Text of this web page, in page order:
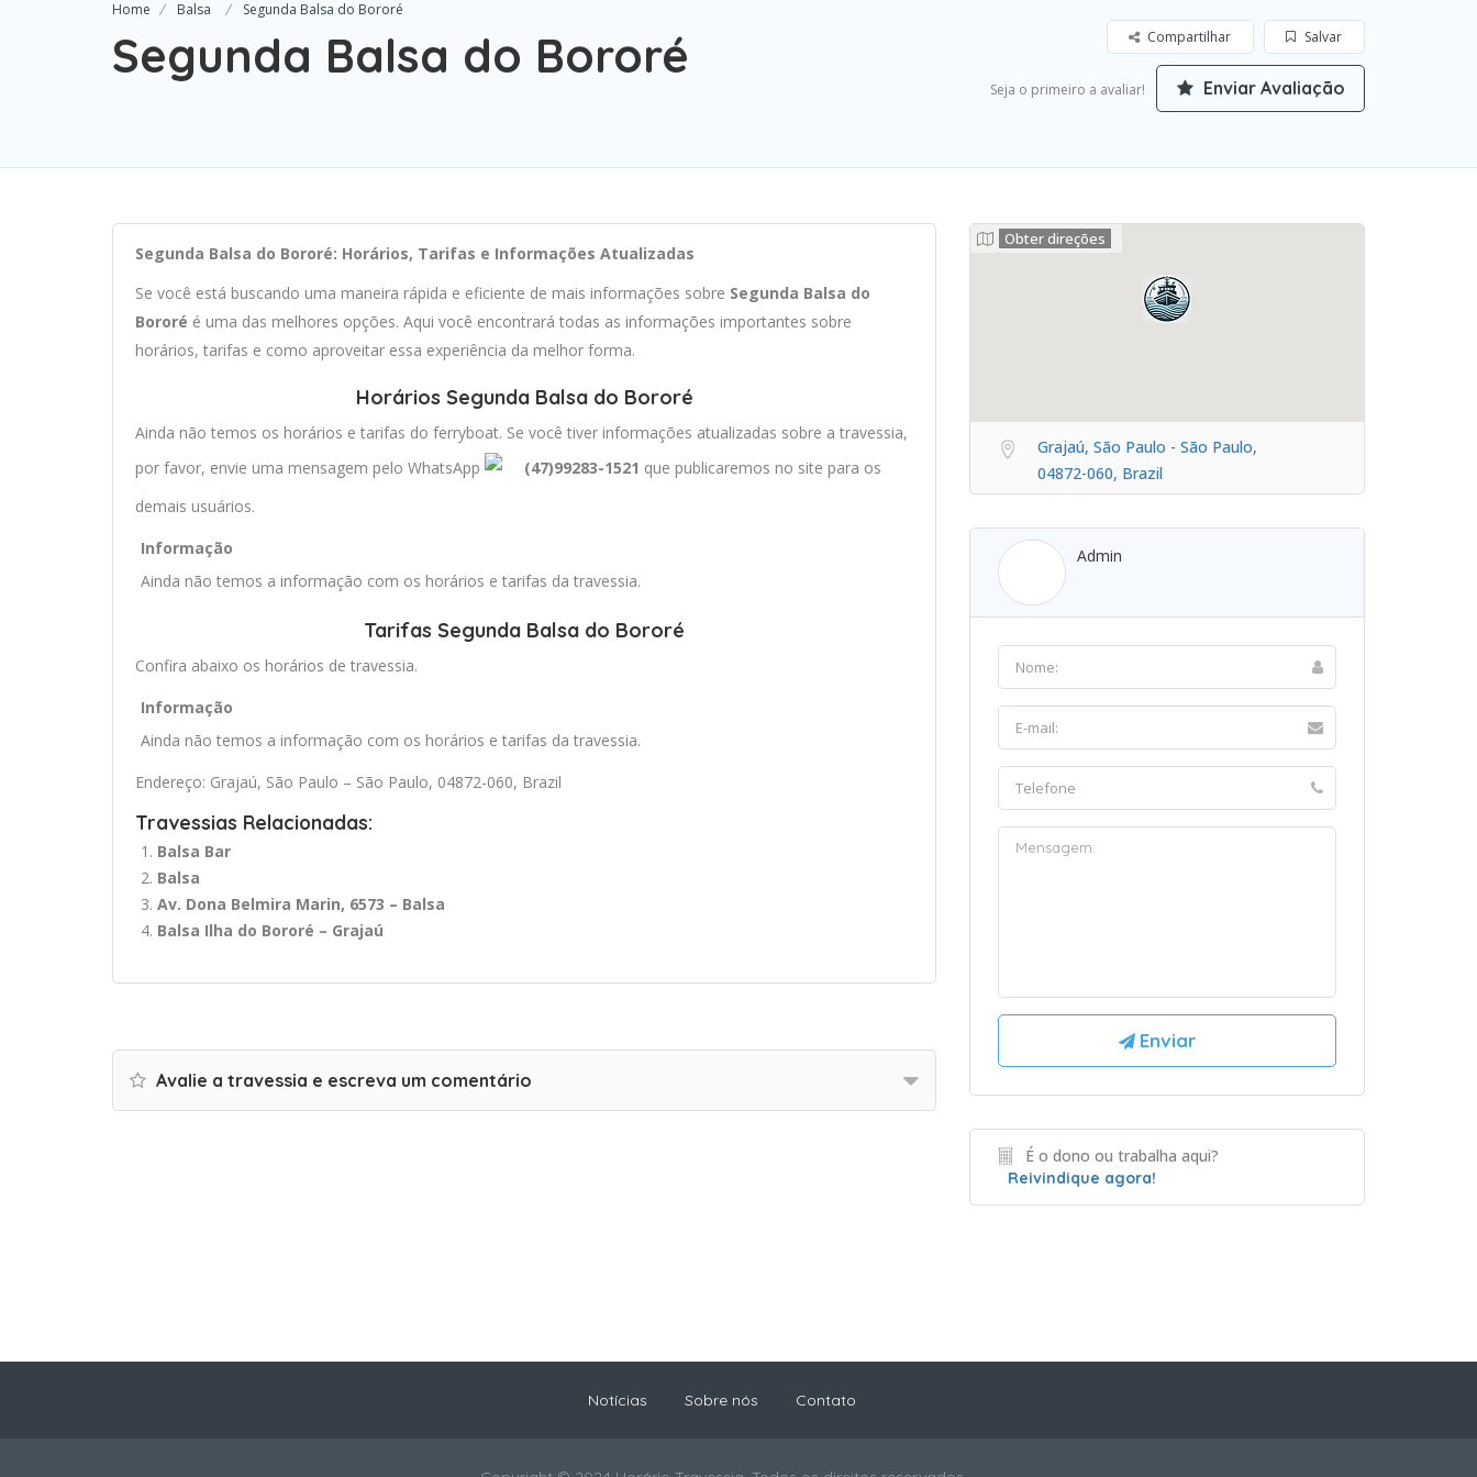
Home Balsa Segunda Balsa do Bororé
Segunda Balsa do Bororé Salvar
Compartilhar
Seja o primeiro a avaliar! Enviar Avaliação
Segunda Balsa do Bororé: Horários, Tarifas e Informações Atualizadas
Se você está buscando uma maneira rápida e eficiente de mais informações sobre Segunda Balsa do
Bororé é uma das melhores opções. Aqui você encontrará todas as informações importantes sobre
horários, tarifas e como aproveitar essa experiência da melhor forma.
Horários Segunda Balsa do Bororé
Ainda não temos os horários e tarifas do ferryboat. Se você tiver informações atualizadas sobre a travessia,
por favor, envie uma mensagem pelo WhatsApp
(47)99283-1521 que publicaremos no site para os
demais usuários.
Informação
Ainda não temos a informação com os horários e tarifas da travessia.
Tarifas Segunda Balsa do Bororé
Confira abaixo os horários de travessia.
Informação
Ainda não temos a informação com os horários e tarifas da travessia.
Endereço: Grajaú, São Paulo – São Paulo, 04872-060, Brazil
Travessias Relacionadas:
Balsa Bar
Balsa
Av. Dona Belmira Marin, 6573 – Balsa
Balsa Ilha do Bororé – Grajaú
Avalie a travessia e escreva um comentário
Obter direções
Grajaú, São Paulo - São Paulo,
04872-060, Brazil
Admin
É o dono ou trabalha aqui?
Reivindique agora!
Notícias Sobre nós Contato